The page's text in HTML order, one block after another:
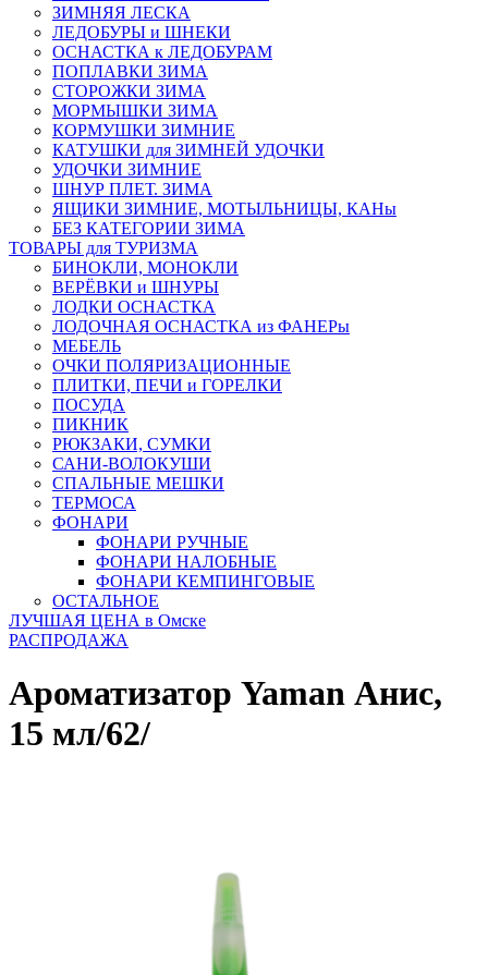
ЗИМНЯЯ ЛЕСКА
ЛЕДОБУРЫ и ШНЕКИ
ОСНАСТКА к ЛЕДОБУРАМ
ПОПЛАВКИ ЗИМА
СТОРОЖКИ ЗИМА
МОРМЫШКИ ЗИМА
КОРМУШКИ ЗИМНИЕ
КАТУШКИ для ЗИМНЕЙ УДОЧКИ
УДОЧКИ ЗИМНИЕ
ШНУР ПЛЕТ. ЗИМА
ЯЩИКИ ЗИМНИЕ, МОТЫЛЬНИЦЫ, КАНы
БЕЗ КАТЕГОРИИ ЗИМА
ТОВАРЫ для ТУРИЗМА
БИНОКЛИ, МОНОКЛИ
ВЕРЁВКИ и ШНУРЫ
ЛОДКИ ОСНАСТКА
ЛОДОЧНАЯ ОСНАСТКА из ФАНЕРы
МЕБЕЛЬ
ОЧКИ ПОЛЯРИЗАЦИОННЫЕ
ПЛИТКИ, ПЕЧИ и ГОРЕЛКИ
ПОСУДА
ПИКНИК
РЮКЗАКИ, СУМКИ
САНИ-ВОЛОКУШИ
СПАЛЬНЫЕ МЕШКИ
ТЕРМОСА
ФОНАРИ
ФОНАРИ РУЧНЫЕ
ФОНАРИ НАЛОБНЫЕ
ФОНАРИ КЕМПИНГОВЫЕ
ОСТАЛЬНОЕ
ЛУЧШАЯ ЦЕНА в Омске
РАСПРОДАЖА
Ароматизатор Yaman Анис,
15 мл/62/